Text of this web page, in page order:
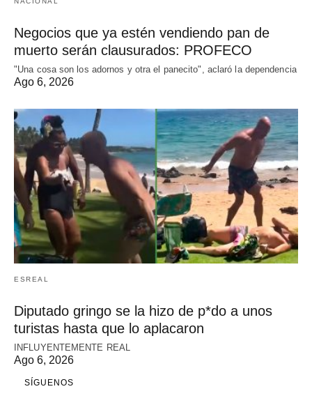
Negocios que ya estén vendiendo pan de
muerto serán clausurados: PROFECO
"Una cosa son los adornos y otra el panecito", aclaró la dependencia
Ago 6, 2026
ESREAL
Diputado gringo se la hizo de p*do a unos
turistas hasta que lo aplacaron
INFLUYENTEMENTE REAL
Ago 6, 2026
SÍGUENOS